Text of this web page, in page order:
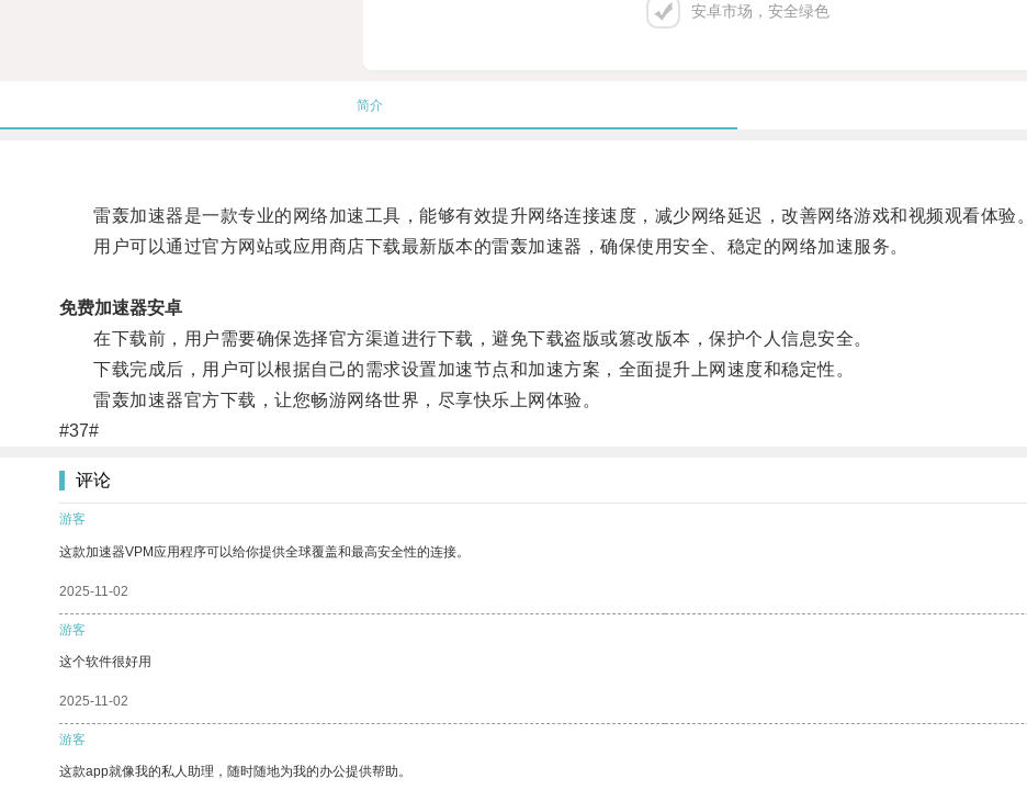
安卓市场，安全绿色
简介
雷轰加速器是一款专业的网络加速工具，能够有效提升网络连接速度，减少网络延迟，改善网络游戏和视频观看体验。
用户可以通过官方网站或应用商店下载最新版本的雷轰加速器，确保使用安全、稳定的网络加速服务。
免费加速器安卓
在下载前，用户需要确保选择官方渠道进行下载，避免下载盗版或篡改版本，保护个人信息安全。
下载完成后，用户可以根据自己的需求设置加速节点和加速方案，全面提升上网速度和稳定性。
雷轰加速器官方下载，让您畅游网络世界，尽享快乐上网体验。
#37#
评论
游客
这款加速器VPM应用程序可以给你提供全球覆盖和最高安全性的连接。
2025-11-02
游客
这个软件很好用
2025-11-02
游客
这款app就像我的私人助理，随时随地为我的办公提供帮助。